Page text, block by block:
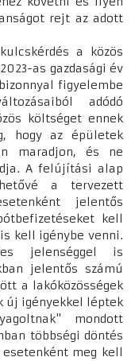
rejt az adott
a közös
as gazdasági év
figyelembe
adódó
költséget ennek
hogy az épületek
maradjon, és ne
A felújítási alap
a tervezett
jelentős
kell
kell igénybe venni.
jelenséggel is
jelentős számú
a lakóközösségek
új igényekkel léptek
mondott
többségi döntés
meg kell